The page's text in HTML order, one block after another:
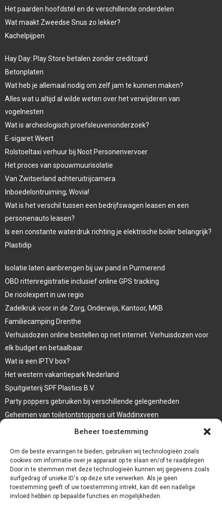
Beheer toestemming
Om de beste ervaringen te bieden, gebruiken wij technologieën zoals
cookies om informatie over je apparaat op te slaan en/of te raadplegen.
Door in te stemmen met deze technologieën kunnen wij gegevens zoals
surfgedrag of unieke ID's op deze site verwerken. Als je geen
toestemming geeft of uw toestemming intrekt, kan dit een nadelige
invloed hebben op bepaalde functies en mogelijkheden.
Het paarden hoofdstel en de verschillende onderdelen
Wat maakt Zweedse Snus zo lekker?
Kachelpijpen
Hay Day: Play Store betalen zonder creditcard
Betonplaten
Wat heb je allemaal nodig om zelf jam te kunnen maken?
Alles wat u altijd al wilde weten over het verwijderen van
vogelnesten
Wat is archeologisch proefsleuvenonderzoek?
E-sigaret Weert
Rolstoeltaxi verhuur bij Noot Personenvervoer
Het proces van spouwmuurisolatie
Van Zwitserland achteruitrijcamera
Inboedelontruiming; Wovia!
Wat is het verschil tussen een bedrijfswagen leasen en een
personenauto leasen?
Is een constante waterdruk richting je elektrische boiler belangrijk?
Plastidip
Isolatie laten aanbrengen bij uw pand in Purmerend
OBD rittenregistratie inclusief online GPS tracking
De rioolexpert in uw regio
Zadelkruk voor in de Zorg, Onderwijs, Kantoor, MKB
Familiecamping Drenthe
Verhuisdozen online bestellen op net internet. Verhuisdozen voor
elk budget en betaalbaar.
Wat is een IPTV box?
Het western vakantiepark Nederland
Spuitgieterij SPF Plastics B.V.
Party poppers gebruiken bij verschillende gelegenheden
Geheimen van toiletontstoppers uit Waddinxveen
Vormen van terrasaankleding